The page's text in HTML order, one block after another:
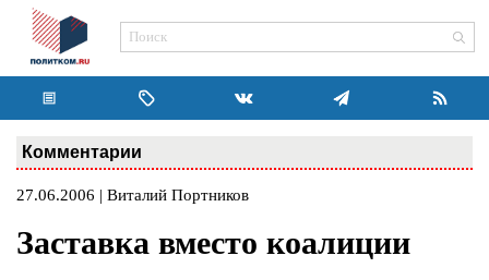
Комментарии
27.06.2006 | Виталий Портников
Заставка вместо коалиции